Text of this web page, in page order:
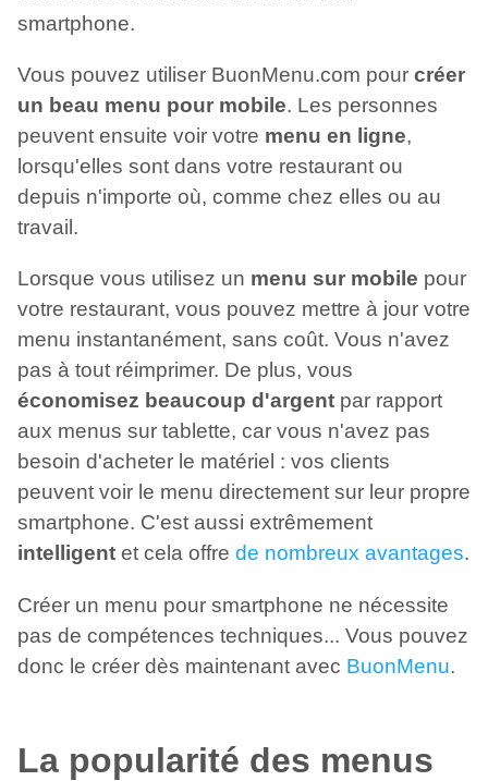
smartphone.
Vous pouvez utiliser BuonMenu.com pour créer
un beau menu pour mobile. Les personnes
peuvent ensuite voir votre menu en ligne,
lorsqu'elles sont dans votre restaurant ou
depuis n'importe où, comme chez elles ou au
travail.
Lorsque vous utilisez un menu sur mobile pour
votre restaurant, vous pouvez mettre à jour votre
menu instantanément, sans coût. Vous n'avez
pas à tout réimprimer. De plus, vous
économisez beaucoup d'argent par rapport
aux menus sur tablette, car vous n'avez pas
besoin d'acheter le matériel : vos clients
peuvent voir le menu directement sur leur propre
smartphone. C'est aussi extrêmement
intelligent et cela offre de nombreux avantages.
Créer un menu pour smartphone ne nécessite
pas de compétences techniques... Vous pouvez
donc le créer dès maintenant avec BuonMenu.
La popularité des menus